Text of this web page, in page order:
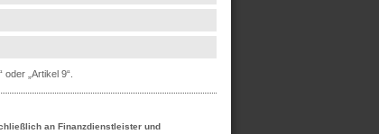
„Artikel 9“.
an Finanzdienstleister und